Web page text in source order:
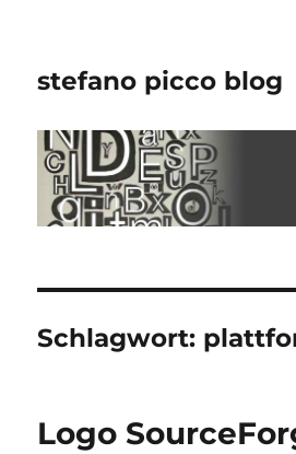
stefano picco blog
Schlagwort:
Logo